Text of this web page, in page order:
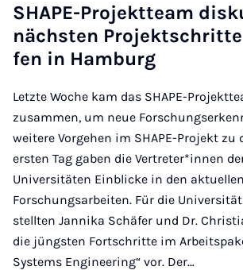
SHA­PE-Pro­jekt­team
nächs­ten
fen in Ham­burg
Letzte Woche kam das SHAPE-
zusammen, um neue
weitere Vorgehen im SHAPE-Projekt zu
ersten Tag gaben die Vertreter*innen
Universitäten Einblicke in den
Forschungsarbeiten. Für die
stellten Jannika Schäfer und Dr.
die jüngsten Fortschritte im
Systems Engineering“ vor. Der…